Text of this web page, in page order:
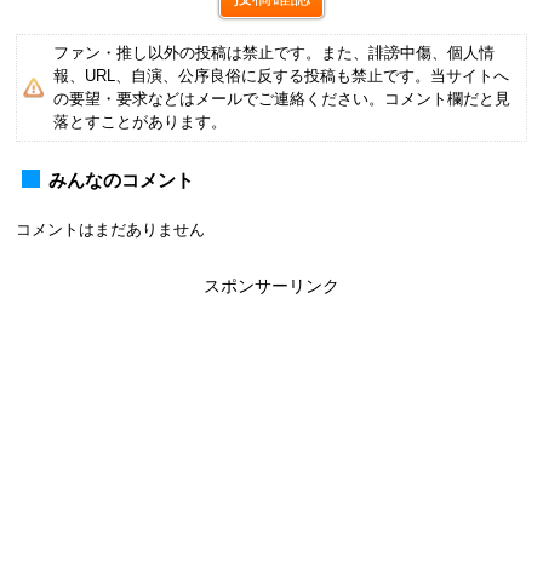
ファン・推し以外の投稿は禁止です。また、誹謗中傷、個人情
報、URL、自演、公序良俗に反する投稿も禁止です。当サイトへ
の要望・要求などはメールでご連絡ください。コメント欄だと見
落とすことがあります。
みんなのコメント
コメントはまだありません
スポンサーリンク